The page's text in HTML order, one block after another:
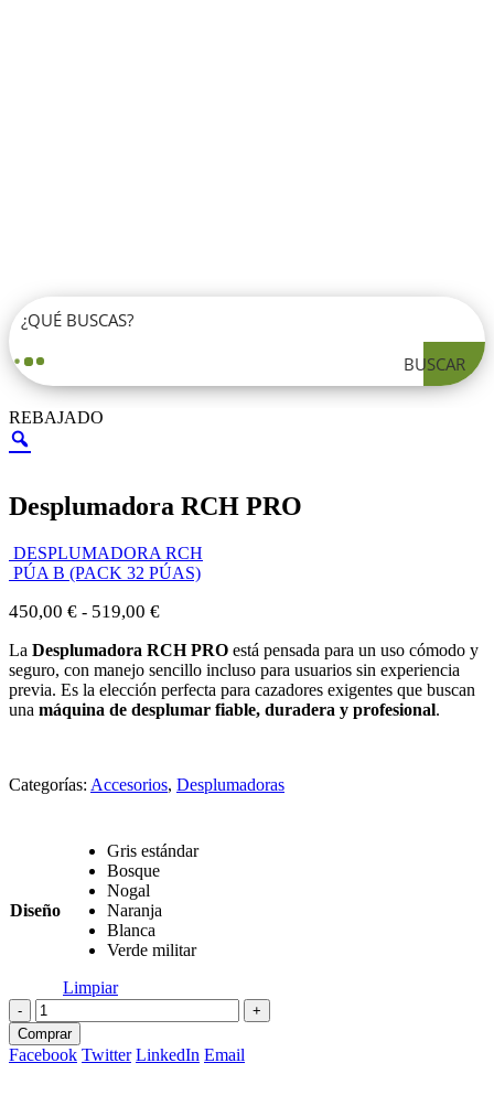
BUSCAR
REBAJADO
Desplumadora RCH PRO
DESPLUMADORA RCH
PÚA B (PACK 32 PÚAS)
450,00 € - 519,00 €
precios:
desde
450,00 €
hasta
La Desplumadora RCH PRO está pensada para un uso cómodo y
seguro, con manejo sencillo incluso para usuarios sin experiencia
previa. Es la elección perfecta para cazadores exigentes que buscan
una máquina de desplumar fiable, duradera y profesional.
Categorías: Accesorios, Desplumadoras
Diseño
Gris estándar
Bosque
Nogal
Naranja
Blanca
Verde militar
Limpiar
-
+
Comprar
Facebook Twitter LinkedIn Email